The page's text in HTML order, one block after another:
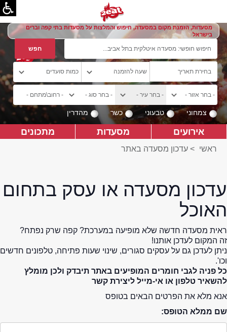
מסעדות, הזמנת מקום במסעדה, חיפוש והמלצות על מסעדות בתי קפה וברים
בישראל
צמחוני טבעוני כשר מהדרין
אירועים מסעדות מתכונים
ראשי > עדכון מסעדה באתר
עדכון מסעדה או עסק בתחום
האוכל
ראית מסעדה חדשה שלא מופיעה במערכת? קפה שרק נפתח?
זה המקום לעדכן אותנו!
ניתן לעדכן גם על עסקים סגורים, שינוי שעות פתיחה, טלפונים חדשים
וכו'.
כל פניה לגבי חומרים המופיעים באתר תיבדק ולכן מומלץ
להשאיר טלפון או אי-מייל ליצירת קשר
אנא מלא את הפרטים הבאים בטופס
שם ממלא הטופס: